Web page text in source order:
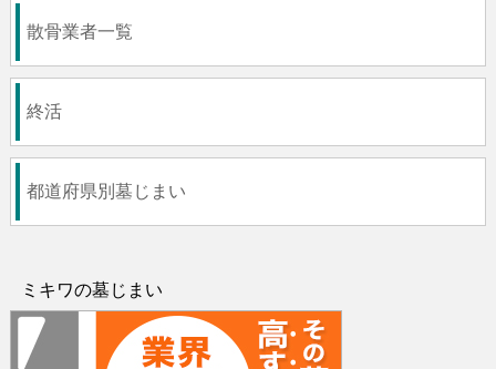
散骨業者一覧
終活
都道府県別墓じまい
ミキワの墓じまい